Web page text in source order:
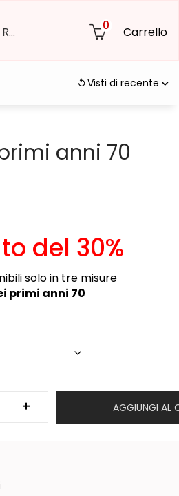
Accedi o Registrati 0 Carrello
Visti di recente
anni 70
del 30%
solo in tre misure
primi anni 70
AGGIUNGI AL